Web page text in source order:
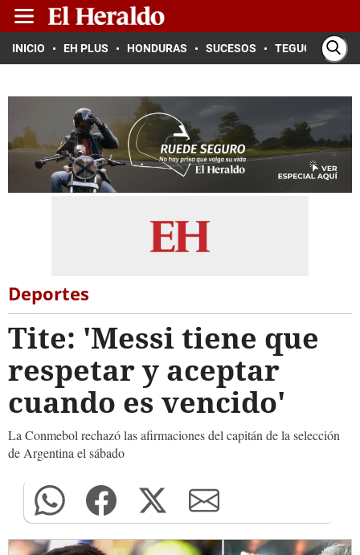
INICIO EH PLUS HONDURAS SUCESOS TEGUCIGALPA
Deportes
Tite: 'Messi tiene que
respetar y aceptar
cuando es vencido'
La Conmebol rechazó las afirmaciones del capitán de la selección
de Argentina el sábado